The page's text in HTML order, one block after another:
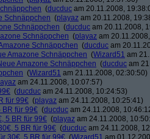
(ducduc am 20.11.2008,
Schnäppchen (playaz am 20.11.2008,
Schnäppchen (ducduc am 20.11.2008,
Schnäppchen (playaz am
Schnäppchen (ducduc am
Amazone Schnäppchen (Wizard51 am
Amazone Schnäppchen (ducduc am
(Wizard51 am 21.11.2008, 02:30:50)
am 24.11.2008, 10:07:57)
(ducduc am 24.11.2008, 10:24:53)
für 99€ (playaz am 24.11.2008, 10:25:41)
BR für 99€ (ducduc am 24.11.2008,
5 BR für 99€ (playaz am 24.11.2008,
5 BR für 99€ (ducduc am 24.11.2008,
30€, 5 BR für 99€ (Wizard51 am